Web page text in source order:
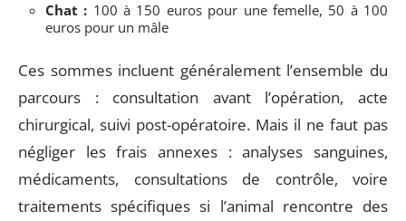
Chat : 100 à 150 euros pour une femelle, 50 à 100
euros pour un mâle
Ces sommes incluent généralement l’ensemble du
parcours : consultation avant l’opération, acte
chirurgical, suivi post-opératoire. Mais il ne faut pas
négliger les frais annexes : analyses sanguines,
médicaments, consultations de contrôle, voire
traitements spécifiques si l’animal rencontre des